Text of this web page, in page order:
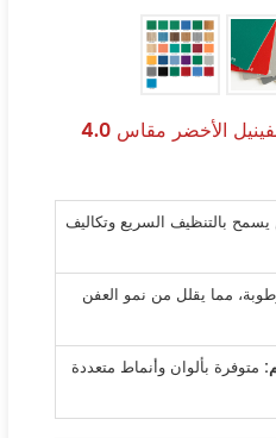
أرضيات كرة الريشة من الفينيل الأخضر مقاس 4.0
بالتنظيف السريع وتكاليف
مما يقلل من نمو العفن
: متوفرة بألوان وأنماط متعددة